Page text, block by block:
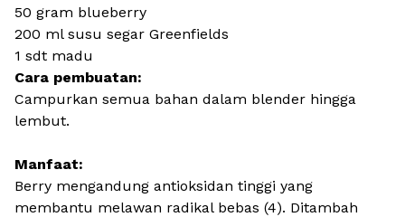
50 gram blueberry
200 ml susu segar Greenfields
1 sdt madu
Cara pembuatan:
Campurkan semua bahan dalam blender hingga
lembut.
Manfaat:
Berry mengandung antioksidan tinggi yang
membantu melawan radikal bebas (4). Ditambah